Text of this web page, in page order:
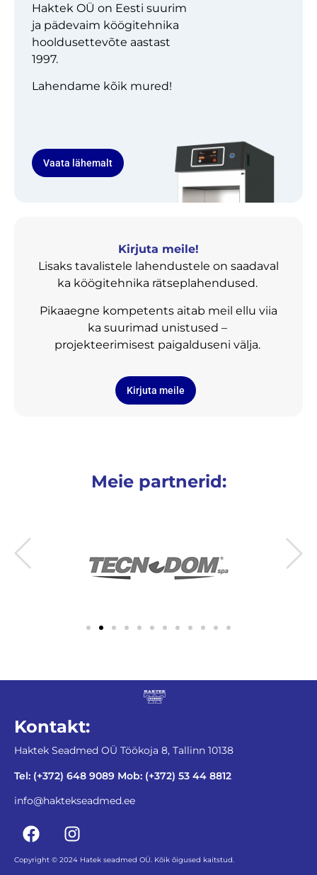
Haktek OÜ on Eesti suurim
ja pädevaim köögitehnika
hooldusettevõte aastast
1997.
Lahendame kõik mured!
Vaata lähemalt
Kirjuta meile!
Lisaks tavalistele lahendustele on saadaval
ka köögitehnika rätseplahendused.
Pikaaegne kompetents aitab meil ellu viia
ka suurimad unistused –
projekteerimisest paigalduseni välja.
Kirjuta meile
Meie partnerid:
Kontakt:
Haktek Seadmed OÜ Töökoja 8, Tallinn 10138
Tel: (+372) 648 9089 Mob: (+372) 53 44 8812
info@haktekseadmed.ee
Copyright © 2024 Hatek seadmed OÜ. Kõik õigused kaitstud.